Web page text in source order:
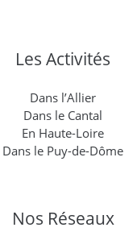
Les Activités
Dans l’Allier
Dans le Cantal
En Haute-Loire
Dans le Puy-de-Dôme
Nos Réseaux